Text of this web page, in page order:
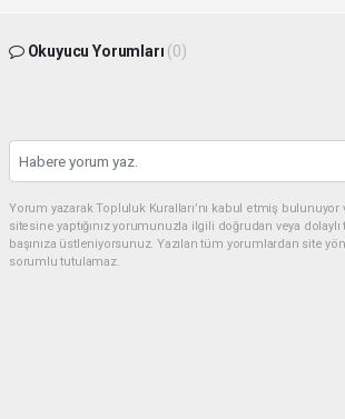
Okuyucu Yorumları (0)
Yorum yazarak Topluluk Kuralları’nı kabul etmiş
sitesine yaptığınız yorumunuzla ilgili doğrudan veya
başınıza üstleniyorsunuz. Yazılan tüm yorumlardan site
sorumlu tutulamaz.